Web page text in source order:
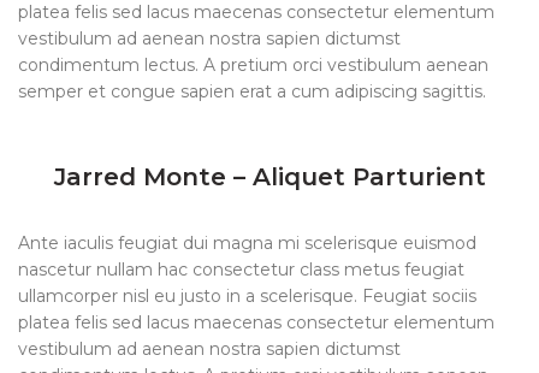
platea felis sed lacus maecenas consectetur elementum
vestibulum ad aenean nostra sapien dictumst
condimentum lectus. A pretium orci vestibulum aenean
semper et congue sapien erat a cum adipiscing sagittis.
Jarred Monte – Aliquet Parturient
Ante iaculis feugiat dui magna mi scelerisque euismod
nascetur nullam hac consectetur class metus feugiat
ullamcorper nisl eu justo in a scelerisque. Feugiat sociis
platea felis sed lacus maecenas consectetur elementum
vestibulum ad aenean nostra sapien dictumst